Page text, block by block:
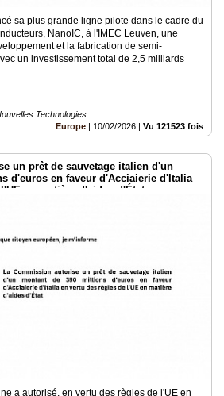
sa plus grande ligne pilote dans le cadre du
NanoIC, à l'IMEC Leuven, une
et la fabrication de semi-
un investissement total de 2,5 milliards
Technologies
Europe | 10/02/2026 | Vu 121523 fois
un prêt de sauvetage italien d'un
d'euros en faveur d'Acciaierie d'Italia
en matière d'aides d'État
a autorisé, en vertu des règles de l'UE en